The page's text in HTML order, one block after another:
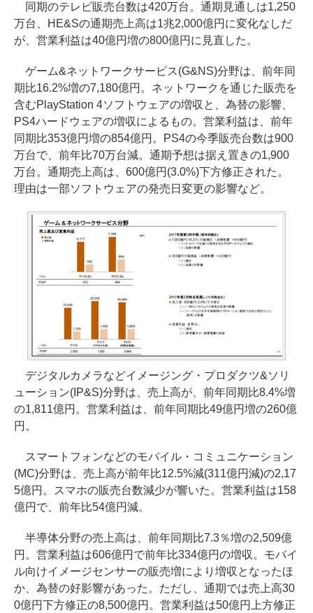
同期のテレビ販売台数は420万台。通期見通しは1,250
万台、HE&Sの通期売上高は1兆2,000億円に変化なしだ
が、営業利益は40億円増の800億円に見直した。
ゲーム&ネットワークサービス(G&NS)分野は、前年同
期比16.2%増の7,180億円。ネットワークを通じた販売を
含むPlayStation 4ソフトウェアの増収と、為替の影響、
PS4ハードウェアの増収によるもの。営業利益は、前年
同期比353億円増の854億円。PS4の今季販売台数は900
万台で、前年比70万台減。通期予想は据え置きの1,900
万台。通期売上高は、600億円(3.0%)下方修正された。
理由は一部ソフトウェアの発売日変更の影響など。
デジタルカメラなどイメージング・プロダクツ&ソリ
ューション(IP&S)分野は、売上高が、前年同期比8.4%増
の1,811億円。営業利益は、前年同期比49億円増の260億
円。
スマートフォンなどのモバイル・コミュニケーション
(MC)分野は、売上高が前年比12.5%減(311億円減)の2,17
5億円。スマホの販売台数減少が響いた。営業利益は158
億円で、前年比54億円減。
半導体分野の売上高は、前年同期比7.3％増の2,509億
円。営業利益は606億円で前年比334億円の増収。モバイ
ル向けイメージセンサーの販売増により増収となったほ
か、為替の好影響があった。ただし、通期では売上高30
0億円下方修正の8,500億円。営業利益は50億円上方修正